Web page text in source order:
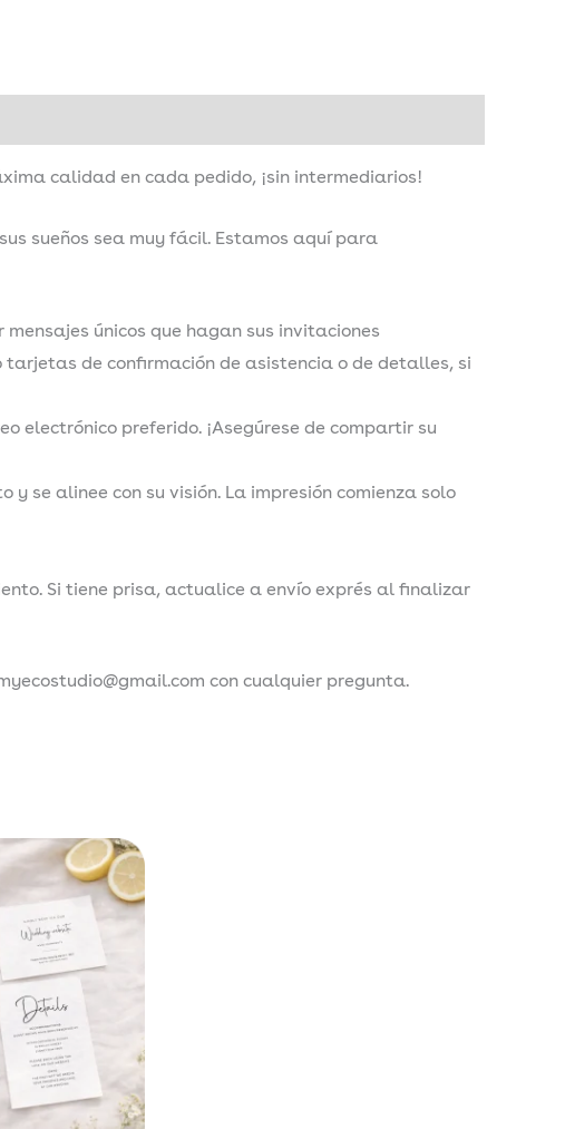
calidad en cada pedido, ¡sin intermediarios!
sueños sea muy fácil. Estamos aquí para
únicos que hagan sus invitaciones
de confirmación de asistencia o de detalles, si
electrónico preferido. ¡Asegúrese de compartir su
se alinee con su visión. La impresión comienza solo
Si tiene prisa, actualice a envío exprés al finalizar
con cualquier pregunta.